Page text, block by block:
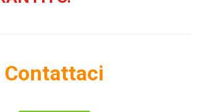
Contattaci